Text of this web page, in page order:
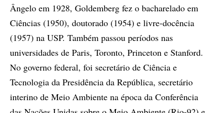
Ângelo em 1928, Goldemberg fez o bacharelado em
Ciências (1950), doutorado (1954) e livre-docência
(1957) na USP. Também passou períodos nas
universidades de Paris, Toronto, Princeton e Stanford.
No governo federal, foi secretário de Ciência e
Tecnologia da Presidência da República, secretário
interino de Meio Ambiente na época da Conferência